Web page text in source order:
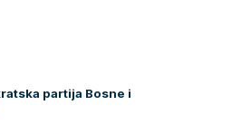
partija Bosne i